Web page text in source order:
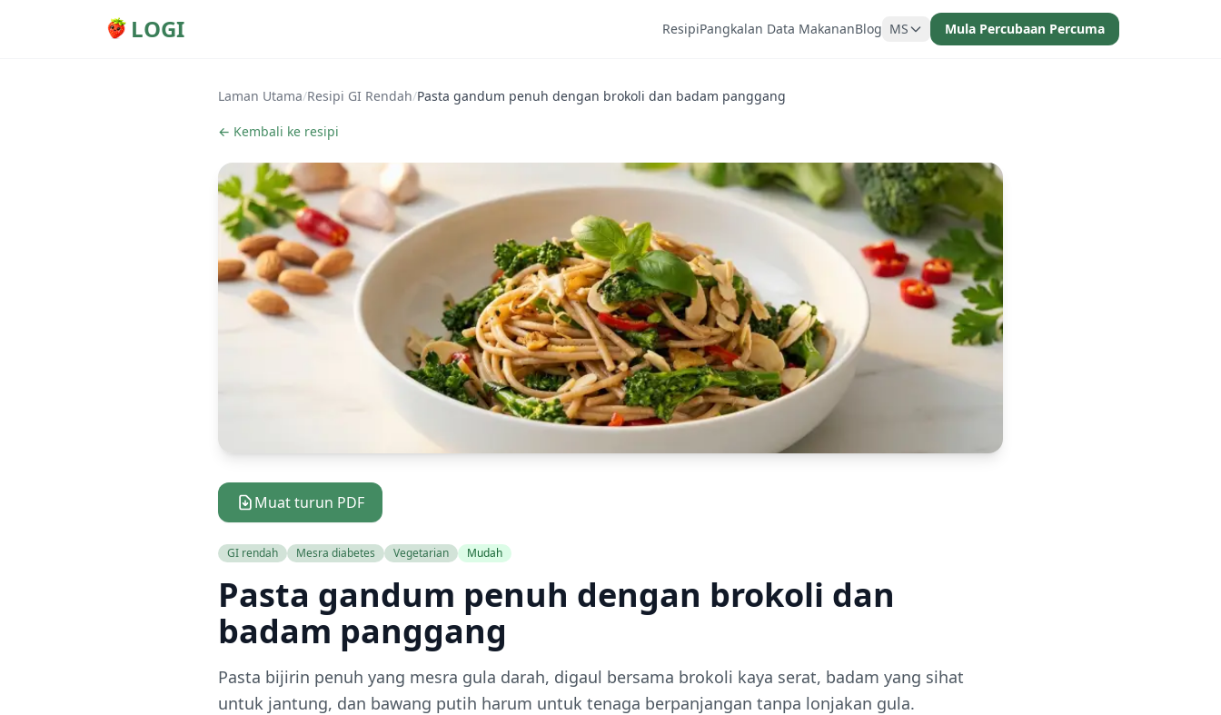
LOGI ResipiPangkalan Data MakananBlog MS Mula Percubaan Percuma
Laman Utama/Resipi GI Rendah/Pasta gandum penuh dengan brokoli dan badam panggang
← Kembali ke resipi
Muat turun PDF
GI rendah Mesra diabetes Vegetarian Mudah
Pasta gandum penuh dengan brokoli dan
badam panggang
Pasta bijirin penuh yang mesra gula darah, digaul bersama brokoli kaya serat, badam yang sihat
untuk jantung, dan bawang putih harum untuk tenaga berpanjangan tanpa lonjakan gula.